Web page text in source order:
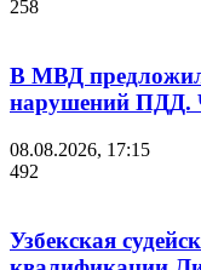
258
В МВД
нарушений ПДД.
08.08.2026, 17:15
492
Узбекская